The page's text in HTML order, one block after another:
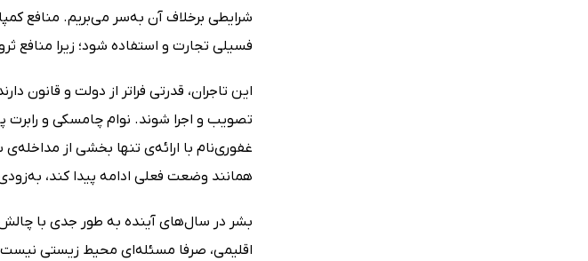
شرایطی برخلاف آن به‌سر می‌بریم. منافع
فسیلی تجارت و استفاده شود؛ زیرا منافع
این تاجران، قدرتی فراتر از دولت و
تصویب و اجرا شوند. نوام چامسکی و
غفوری‌نام با ارائه‌ی تنها بخشی از
همانند وضعت فعلی ادامه پیدا کند،
بشر در سال‌های آینده به طور جدی با
اقلیمی، صرفا مسئله‌ای محیط زیستی